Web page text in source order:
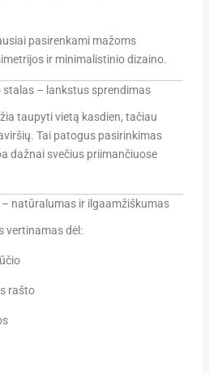
pasirenkami mažoms
ir minimalistinio dizaino.
– lankstus sprendimas
taupyti vietą kasdien, tačiau
Tai patogus pasirinkimas
dažnai svečius priimančiuose
natūralumas ir ilgaamžiškumas
vertinamas dėl:
rašto